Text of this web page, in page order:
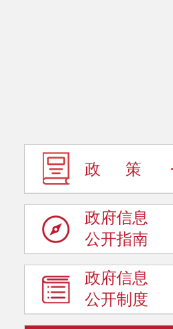
政 策
政府信息
公开指南
政府信息
公开制度